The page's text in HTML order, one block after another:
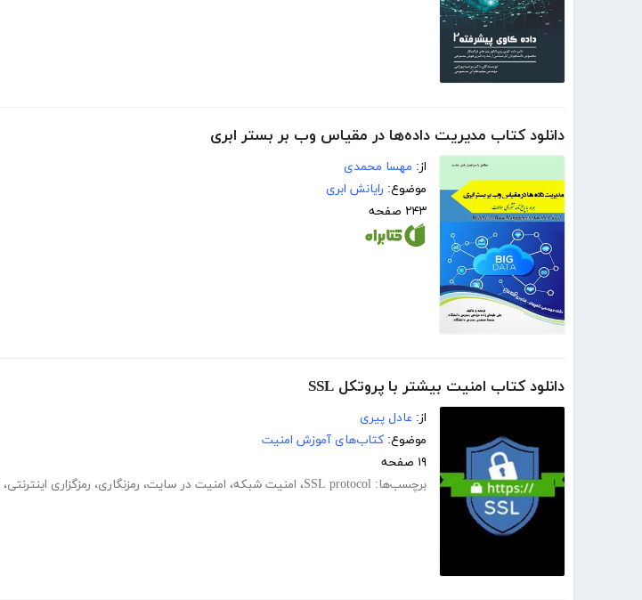
دانلود کتاب مدیریت داده‌ها در مقیاس وب بر بستر ابری
از: مهسا محمدی
موضوع: رایانش ابری
۲۴۳ صفحه
دانلود کتاب امنیت بیشتر با پروتکل SSL
از: عادل پیری
موضوع: کتاب‌های آموزش امنیت
۱۹ صفحه
برچسب‌ها: SSL protocol، امنیت شبکه، امنیت در سایت، رمزنگاری، رمزگزاری اینترنتی،